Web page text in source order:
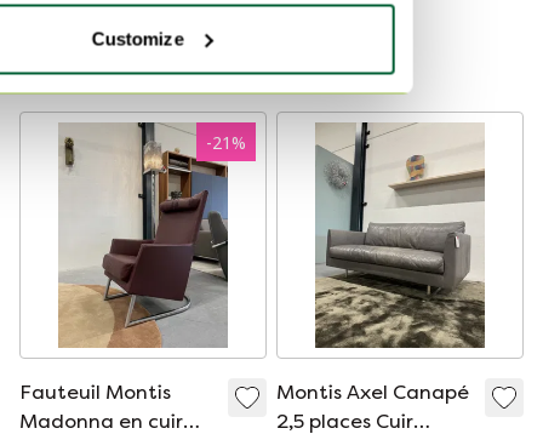
Customize
995 €
1 150 €
-21%
Fauteuil Montis
Madonna en cuir
Montis Axel Canapé
2,5 places Cuir